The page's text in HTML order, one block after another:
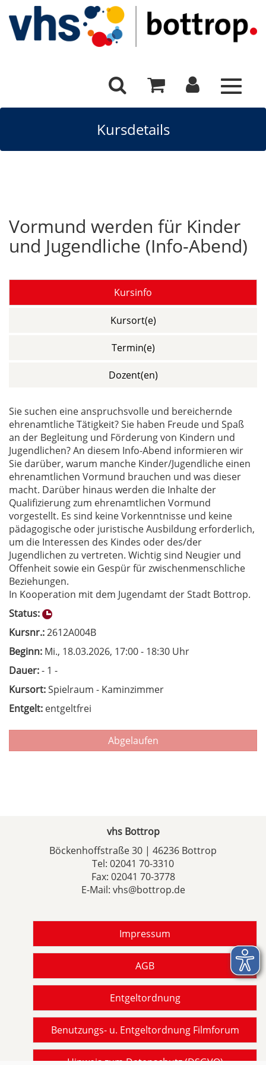
Toggle
Kursdetails
Vormund werden für Kinder
und Jugendliche (Info-Abend)
Kursinfo
Kursort(e)
Termin(e)
Dozent(en)
Sie suchen eine anspruchsvolle und bereichernde
ehrenamtliche Tätigkeit? Sie haben Freude und Spaß
an der Begleitung und Förderung von Kindern und
Jugendlichen? An diesem Info-Abend informieren wir
Sie darüber, warum manche Kinder/Jugendliche einen
ehrenamtlichen Vormund brauchen und was dieser
macht. Darüber hinaus werden die Inhalte der
Qualifizierung zum ehrenamtlichen Vormund
vorgestellt. Es sind keine Vorkenntnisse und keine
pädagogische oder juristische Ausbildung erforderlich,
um die Interessen des Kindes oder des/der
Jugendlichen zu vertreten. Wichtig sind Neugier und
Offenheit sowie ein Gespür für zwischenmenschliche
Beziehungen.
In Kooperation mit dem Jugendamt der Stadt Bottrop.
Status:
Kursnr.:2612A004B
Beginn: Mi., 18.03.2026, 17:00 - 18:30 Uhr
Dauer:- 1 -
Kursort:Spielraum - Kaminzimmer
Entgelt: entgeltfrei
Abgelaufen
vhs Bottrop
Böckenhoffstraße 30 | 46236 Bottrop
Tel: 02041 70-3310
Fax: 02041 70-3778
E-Mail: vhs@bottrop.de
Impressum
AGB
Entgeltordnung
Benutzungs- u. Entgeltordnung Filmforum
Hinweis zum Datenschutz (DSGVO)